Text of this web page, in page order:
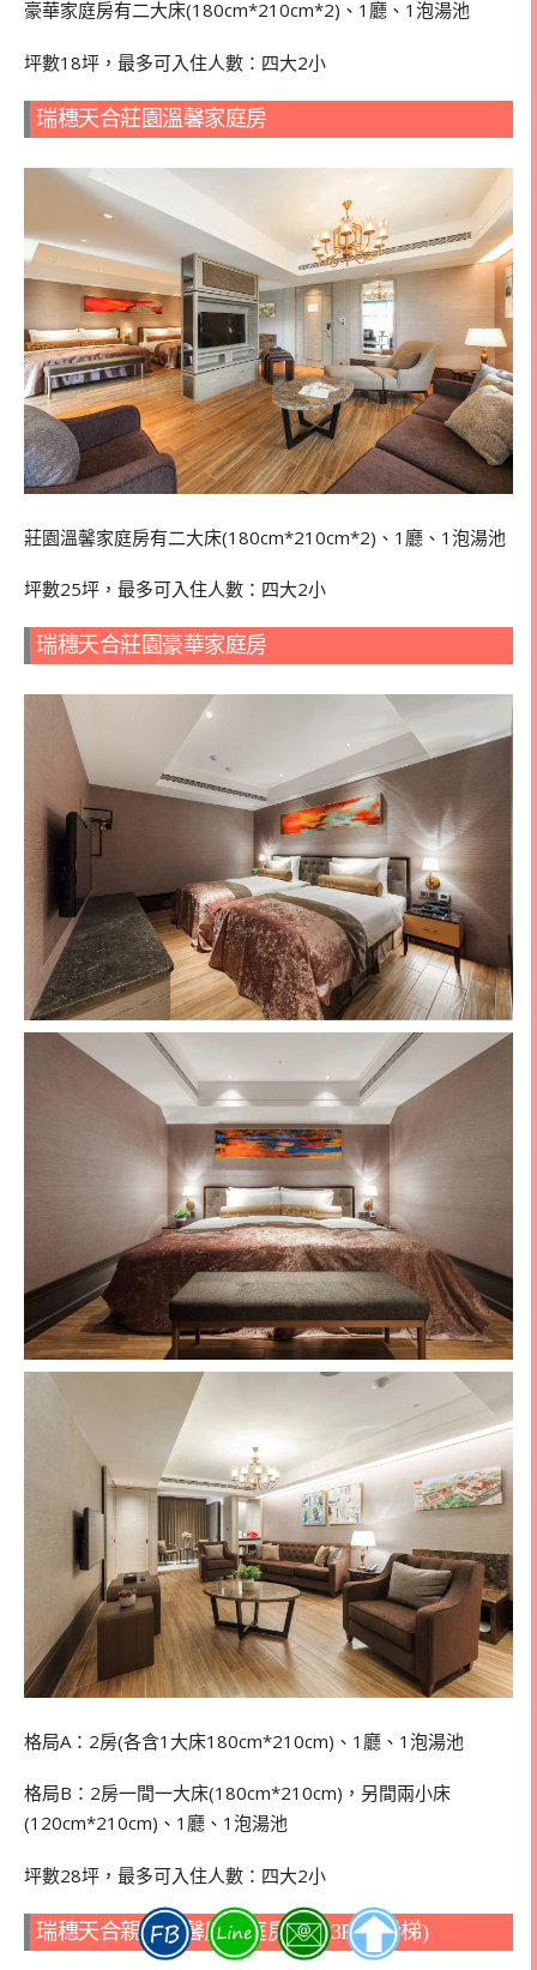
豪華家庭房有二大床(180cm*210cm*2)、1廳、1泡湯池
坪數18坪，最多可入住人數：四大2小
瑞穗天合莊園溫馨家庭房
莊園溫馨家庭房有二大床(180cm*210cm*2)、1廳、1泡湯池
坪數25坪，最多可入住人數：四大2小
瑞穗天合莊園豪華家庭房
格局A：2房(各含1大床180cm*210cm)、1廳、1泡湯池
格局B：2房一間一大床(180cm*210cm)，另間兩小床
(120cm*210cm)、1廳、1泡湯池
坪數28坪，最多可入住人數：四大2小
瑞穗天合親子溫馨房家庭房2F、3F(溜滑梯)